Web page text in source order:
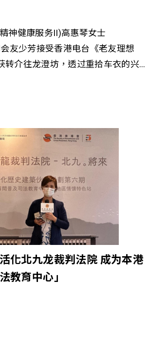
神健康服务II)高惠琴女士
友少芳接受香港电台《老友理想
转介往龙澄坊，透过重拾车衣的兴
识同路人，帮助復元。同时，
区为本之精神健康服务，如何协助
化北九龙裁判法院 成为本港
教育中心」